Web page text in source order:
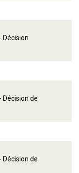
Décision
de
de